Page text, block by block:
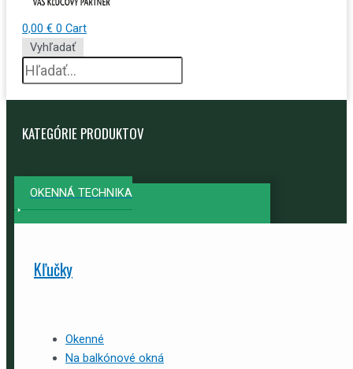
0,00 € 0 Cart
Vyhľadať
KATEGÓRIE PRODUKTOV
OKENNÁ TECHNIKA
Kľučky
Okenné
Na balkónové okná